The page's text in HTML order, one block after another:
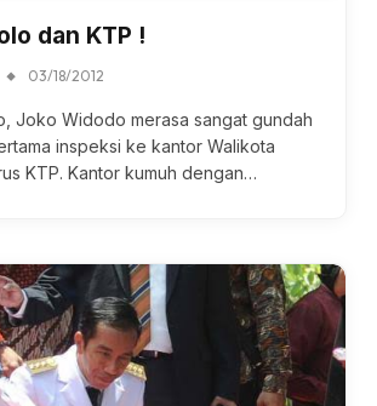
dan KTP !
03/18/2012
Joko Widodo merasa sangat gundah
inspeksi ke kantor Walikota
KTP. Kantor kumuh dengan…